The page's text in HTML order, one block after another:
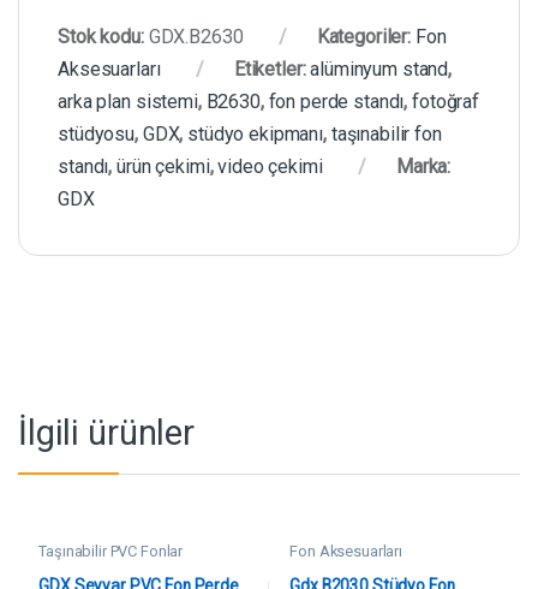
Stok kodu: GDX.B2630 Kategoriler: Fon
Aksesuarları
Etiketler:alüminyum stand,
arka plan sistemi, B2630, fon perde standı,fotoğraf
stüdyosu, GDX, stüdyo ekipmanı, taşınabilir fon
standı,ürün çekimi,video çekimi
Marka:
GDX
İlgili ürünler
Taşınabilir PVC Fonlar
GDX Seyyar PVC Fon Perde
Fon Aksesuarları
Gdx B2030 Stüdyo Fon